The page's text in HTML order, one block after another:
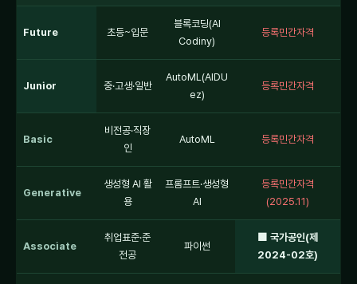
Future 초등~입문
블록코딩(AI
Codiny)
등록민간자격
Junior 중·고생·일반
AutoML(AIDU
ez)
등록민간자격
Basic
비전공·직장
인
AutoML 등록민간자격
Generative
생성형 AI 활
용
프롬프트·생성형
AI
등록민간자격
(2025.11)
Associate
취업표준·준
전공
파이썬
🟩 국가공인(제
2024-02호)